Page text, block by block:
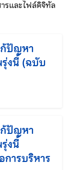
รและไฟล์ดิจิทัล
ปัญหา
งนี้ (ฉบับ
ไขล่าสุดเมื่อ:
ปัญหา
งนี้
การบริหาร